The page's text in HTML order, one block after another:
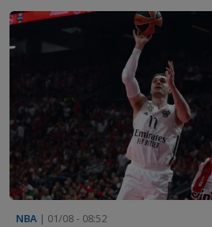
NBA | 01/08 - 08:52